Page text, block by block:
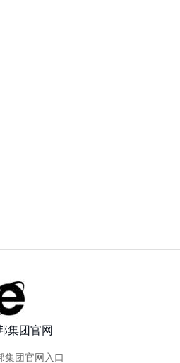
集团官网
集团官网入口